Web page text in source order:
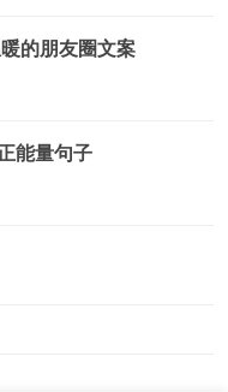
的朋友圈文案
能量句子